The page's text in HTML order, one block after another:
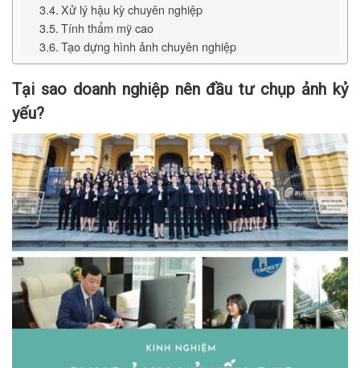
Xử lý hậu kỳ chuyên nghiệp
Tính thẩm mỹ cao
Tạo dựng hình ảnh chuyên nghiệp
Tại sao doanh nghiệp nên đầu tư chụp ảnh kỷ
yếu?